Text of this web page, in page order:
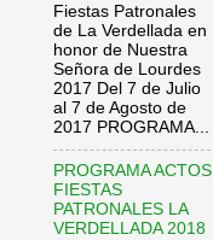
Fiestas Patronales
de La Verdellada en
honor de Nuestra
Señora de Lourdes
2017 Del 7 de Julio
al 7 de Agosto de
2017 PROGRAMA...
PROGRAMA ACTOS
FIESTAS
PATRONALES LA
VERDELLADA 2018